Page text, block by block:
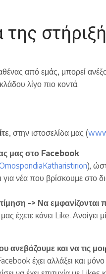
από εμάς, μπορεί
λίγο πιο κοντά.
, στην ιστοσελίδα μας (
μας στο Facebook
),
νέα που βρίσκουμε στο
-> Να
έχετε κάνει Like.
ανεβάζουμε και να τις
έχει αλλάξει και